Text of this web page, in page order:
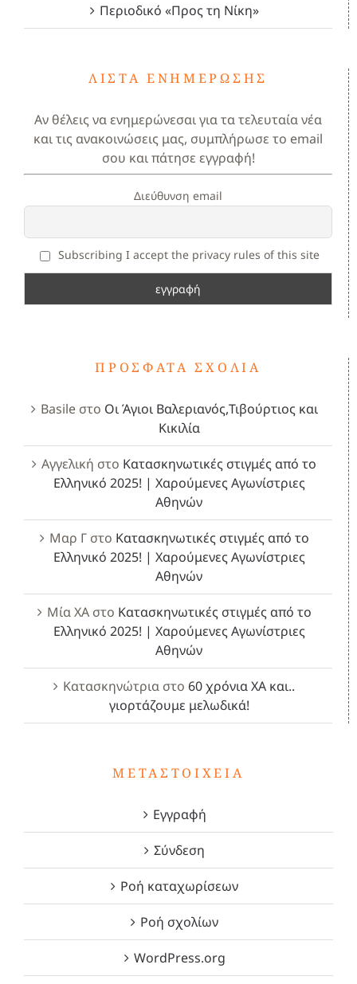
Περιοδικό «Προς τη Νίκη»
ΛΊΣΤΑ ΕΝΗΜΈΡΩΣΗΣ
Αν θέλεις να ενημερώνεσαι για τα τελευταία νέα
και τις ανακοινώσεις μας, συμπλήρωσε το email
σου και πάτησε εγγραφή!
Διεύθυνση email
Subscribing I accept the privacy rules of this site
ΠΡΌΣΦΑΤΑ ΣΧΌΛΙΑ
Basileστο Οι Άγιοι Βαλεριανός,Τιβούρτιος και
Κικιλία
Αγγελική στο Κατασκηνωτικές στιγμές από το
Ελληνικό 2025! | Χαρούμενες Αγωνίστριες
Αθηνών
Μαρ Γστο Κατασκηνωτικές στιγμές από το
Ελληνικό 2025! | Χαρούμενες Αγωνίστριες
Αθηνών
Μία ΧΑστο Κατασκηνωτικές στιγμές από το
Ελληνικό 2025! | Χαρούμενες Αγωνίστριες
Αθηνών
Κατασκηνώτρια στο 60 χρόνια ΧΑ και..
γιορτάζουμε μελωδικά!
ΜΕΤΑΣΤΟΙΧΕΊΑ
Εγγραφή
Σύνδεση
Ροή καταχωρίσεων
Ροή σχολίων
WordPress.org